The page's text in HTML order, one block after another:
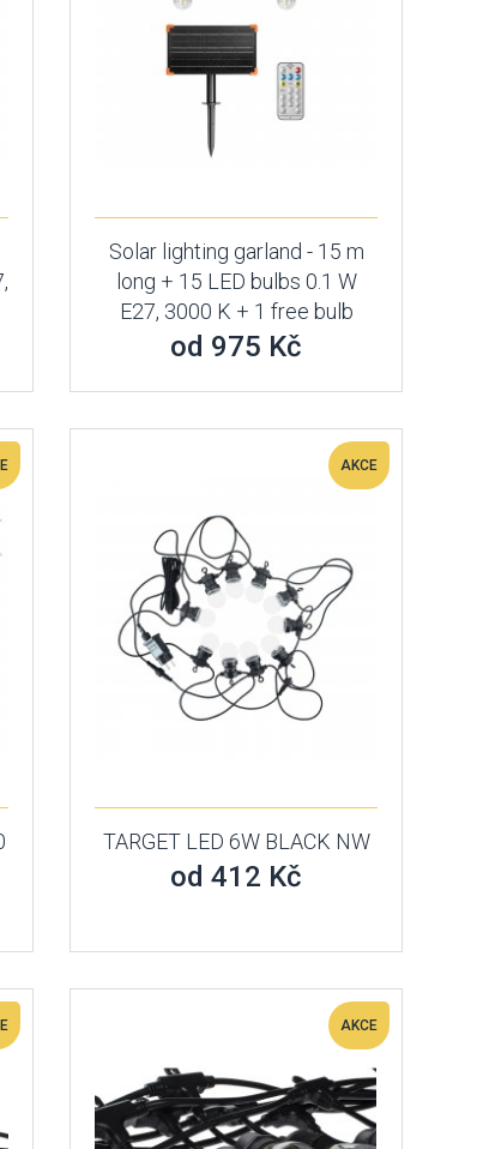
Solar lighting garland - 15 m
long + 15 LED bulbs 0.1 W
E27, 3000 K + 1 free bulb
od 975 Kč
AKCE
TARGET LED 6W BLACK NW
od 412 Kč
AKCE